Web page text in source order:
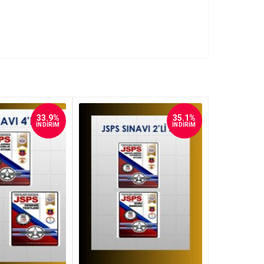
33.9%
İNDİRİM
35.1%
İNDİRİM